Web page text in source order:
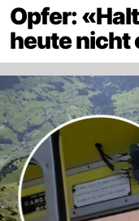
Opfer:
heute